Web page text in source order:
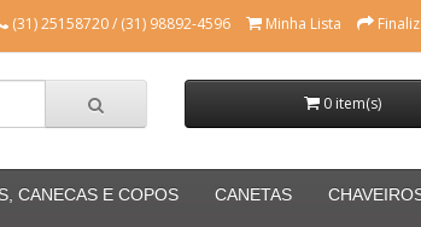
(31) 25158720 / (31) 98892-4596 Minha Lista
0 item(s)
CANECAS E COPOS CANETAS